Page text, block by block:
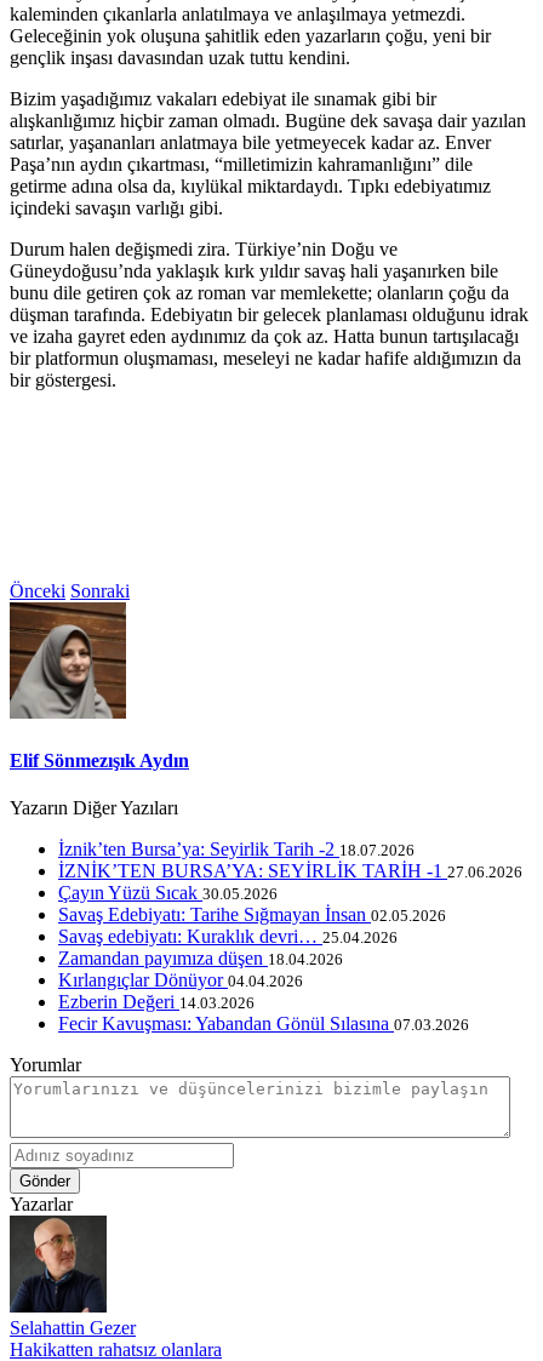
kaleminden çıkanlarla anlatılmaya ve anlaşılmaya yetmezdi.
Geleceğinin yok oluşuna şahitlik eden yazarların çoğu, yeni bir
gençlik inşası davasından uzak tuttu kendini.
Bizim yaşadığımız vakaları edebiyat ile sınamak gibi bir
alışkanlığımız hiçbir zaman olmadı. Bugüne dek savaşa dair yazılan
satırlar, yaşananları anlatmaya bile yetmeyecek kadar az. Enver
Paşa’nın aydın çıkartması, “milletimizin kahramanlığını” dile
getirme adına olsa da, kıylükal miktardaydı. Tıpkı edebiyatımız
içindeki savaşın varlığı gibi.
Durum halen değişmedi zira. Türkiye’nin Doğu ve
Güneydoğusu’nda yaklaşık kırk yıldır savaş hali yaşanırken bile
bunu dile getiren çok az roman var memlekette; olanların çoğu da
düşman tarafında. Edebiyatın bir gelecek planlaması olduğunu idrak
ve izaha gayret eden aydınımız da çok az. Hatta bunun tartışılacağı
bir platformun oluşmaması, meseleyi ne kadar hafife aldığımızın da
bir göstergesi.
Önceki Sonraki
Elif Sönmezışık Aydın
Yazarın Diğer Yazıları
İznik’ten Bursa’ya: Seyirlik Tarih -2 18.07.2026
İZNİK’TEN BURSA’YA: SEYİRLİK TARİH -1 27.06.2026
Çayın Yüzü Sıcak 30.05.2026
Savaş Edebiyatı: Tarihe Sığmayan İnsan 02.05.2026
Savaş edebiyatı: Kuraklık devri… 25.04.2026
Zamandan payımıza düşen 18.04.2026
Kırlangıçlar Dönüyor 04.04.2026
Ezberin Değeri 14.03.2026
Fecir Kavuşması: Yabandan Gönül Sılasına 07.03.2026
Yorumlar
Gönder
Yazarlar
Selahattin Gezer
Hakikatten rahatsız olanlara